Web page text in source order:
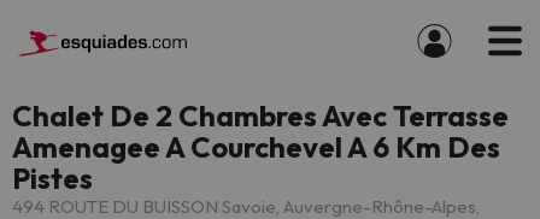
Chalet De 2 Chambres Avec Terrasse
Amenagee A Courchevel A 6 Km Des
Pistes
494 ROUTE DU BUISSON Savoie, Auvergne-Rhône-Alpes,